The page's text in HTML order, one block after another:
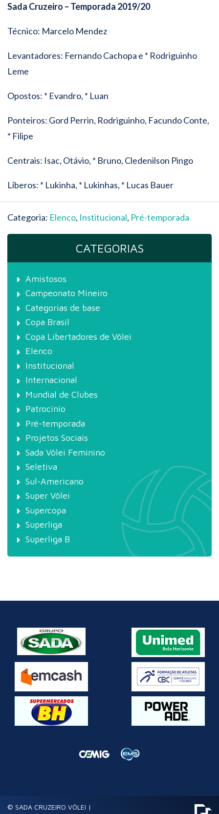
Sada Cruzeiro – Temporada 2019/20
Técnico: Marcelo Mendez
Levantadores: Fernando Cachopa e * Rodriguinho
Leme
Opostos: * Evandro, * Luan
Ponteiros: Gord Perrin, Rodriguinho, Facundo Conte,
* Filipe
Centrais: Isac, Otávio, * Bruno, Cledenilson Pingo
Líberos: * Lukinha, * Lukinhas, * Lucas Bauer
Categoria: Elenco, Institucional, Pré-temporada
CATEGORIAS
Amistosos
Campeonato Mineiro
Categorias de base
Copa Brasil
Copa Libertadores de Vôlei
Elenco
Institucional
Internacional
Mundial de Clubes
Patrocínio
Pré-temporada
Projetos Sociais
Sada Vôlei Feminino
Seletiva
Sul-Americano
Super Vôlei
Supercopa
Superliga
Superliga B
© SADA CRUZEIRO VÔLEI |